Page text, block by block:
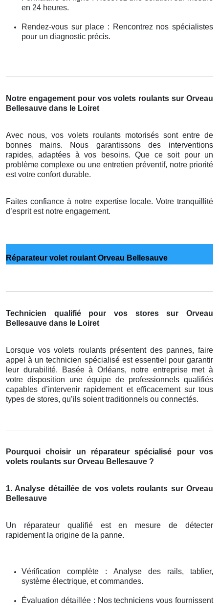
en 24 heures.
Rendez-vous sur place : Rencontrez nos spécialistes
pour un diagnostic précis.
Notre engagement pour vos volets roulants sur Orveau
Bellesauve dans le Loiret
Avec nous, vos volets roulants motorisés sont entre de
bonnes mains. Nous garantissons des interventions
rapides, adaptées à vos besoins. Que ce soit pour un
problème complexe ou une entretien préventif, notre priorité
est votre confort durable.
Faites confiance à notre expertise locale. Votre tranquillité
d’esprit est notre engagement.
Réparateur volet roulant Orveau Bellesauve
Technicien qualifié pour vos stores sur Orveau
Bellesauve dans le Loiret
Lorsque vos volets roulants présentent des pannes, faire
appel à un technicien spécialisé est essentiel pour garantir
leur durabilité. Basée à Orléans, notre entreprise met à
votre disposition une équipe de professionnels qualifiés
capables d’intervenir rapidement et efficacement sur tous
types de stores, qu’ils soient traditionnels ou connectés.
Pourquoi choisir un réparateur spécialisé pour vos
volets roulants sur Orveau Bellesauve ?
1. Analyse détaillée de vos volets roulants sur Orveau
Bellesauve
Un réparateur qualifié est en mesure de détecter
rapidement la origine de la panne.
Vérification complète : Analyse des rails, tablier,
système électrique, et commandes.
Évaluation détaillée : Nos techniciens vous fournissent